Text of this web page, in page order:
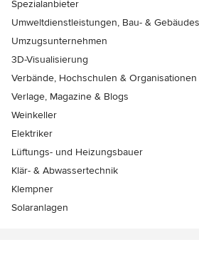
Spezialanbieter
Umweltdienstleistungen, Bau- &
Umzugsunternehmen
3D-Visualisierung
Verbände, Hochschulen & Organisationen
Verlage, Magazine & Blogs
Weinkeller
Elektriker
Lüftungs- und Heizungsbauer
Klär- & Abwassertechnik
Klempner
Solaranlagen